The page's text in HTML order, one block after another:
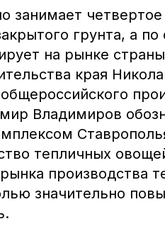
занимает
грунта, а
на рынке
края
Владимиров
тепличных
производства
значительно